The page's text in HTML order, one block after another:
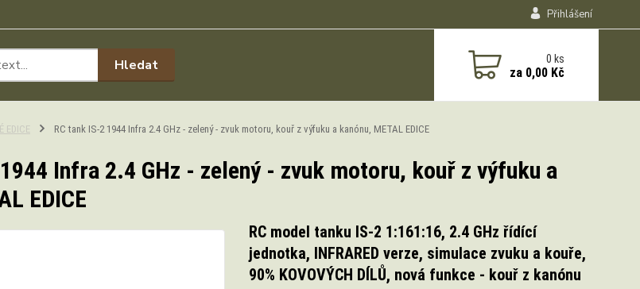
Přihlášení
Hledat 0ks
za 0,00 Kč
EDICE RC tank IS-2 1944 Infra 2.4 GHz - zelený - zvuk motoru, kouř z výfuku a kanónu, METAL EDICE
Infra 2.4 GHz - zelený - zvuk motoru, kouř z výfuku a
EDICE
RC model tanku IS-2 1:161:16, 2.4 GHz řídící
jednotka, INFRARED verze, simulace zvuku a kouře,
90% KOVOVÝCH DÍLŮ, nová funkce - kouř z kanónu